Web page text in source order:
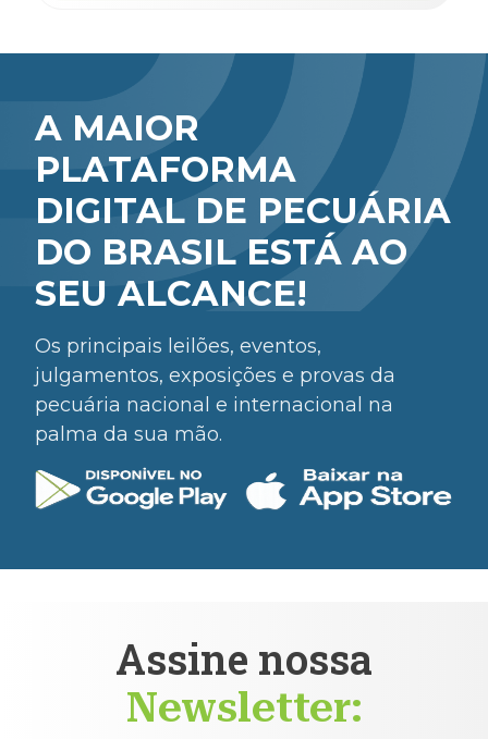
A MAIOR
PLATAFORMA
DIGITAL DE PECUÁRIA
DO BRASIL ESTÁ AO
SEU ALCANCE!
Os principais leilões, eventos,
julgamentos, exposições e provas da
pecuária nacional e internacional na
palma da sua mão.
Assine nossa
Newsletter: